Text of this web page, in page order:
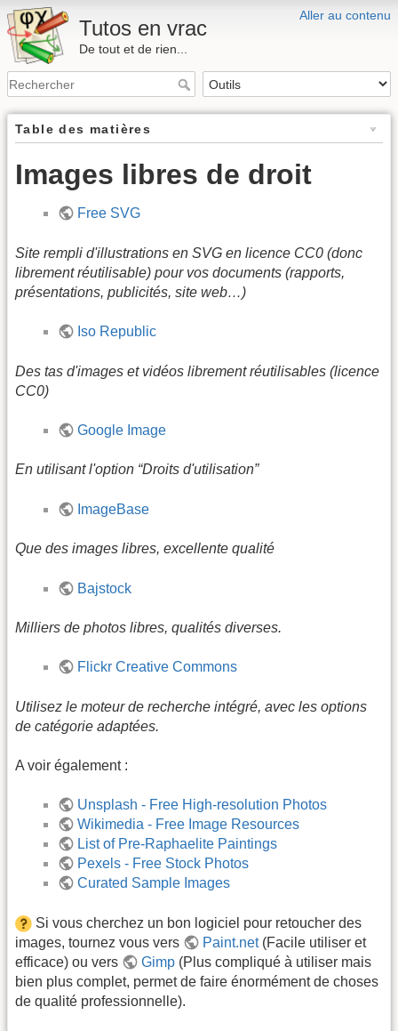
Aller au contenu
Tutos en vrac
De tout et de rien...
Table des matières
Images libres de droit
Free SVG
Site rempli d'illustrations en SVG en licence CC0 (donc
librement réutilisable) pour vos documents (rapports,
présentations, publicités, site web…)
Iso Republic
Des tas d'images et vidéos librement réutilisables (licence
CC0)
Google Image
En utilisant l'option “Droits d'utilisation”
ImageBase
Que des images libres, excellente qualité
Bajstock
Milliers de photos libres, qualités diverses.
Flickr Creative Commons
Utilisez le moteur de recherche intégré, avec les options
de catégorie adaptées.
A voir également :
Unsplash - Free High-resolution Photos
Wikimedia - Free Image Resources
List of Pre-Raphaelite Paintings
Pexels - Free Stock Photos
Curated Sample Images
Si vous cherchez un bon logiciel pour retoucher des
images, tournez vous vers
Paint.net(Facile utiliser et
efficace) ou vers
Gimp (Plus compliqué à utiliser mais
bien plus complet, permet de faire énormément de choses
de qualité professionnelle).